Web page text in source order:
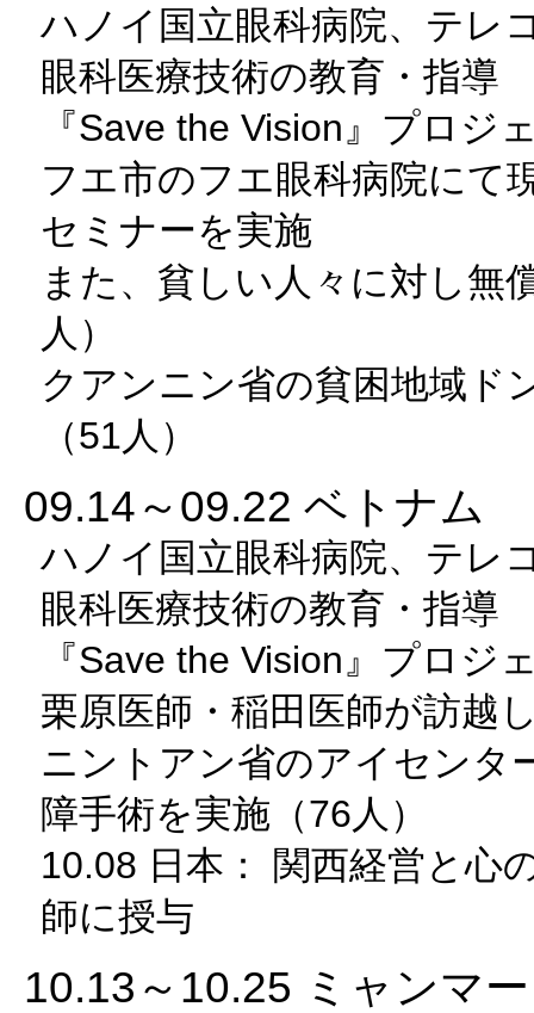
ハノイ国立眼科病院、テレ
眼科医療技術の教育・指導
『Save the Vision』プロジ
フエ市のフエ眼科病院にて
セミナーを実施
また、貧しい人々に対し無
人）
クアンニン省の貧困地域ド
（51人）
09.14～09.22 ベトナム
ハノイ国立眼科病院、テレ
眼科医療技術の教育・指導
『Save the Vision』プロジ
栗原医師・稲田医師が訪越
ニントアン省のアイセンタ
障手術を実施（76人）
10.08 日本： 関西経営と心
師に授与
10.13～10.25 ミャンマー